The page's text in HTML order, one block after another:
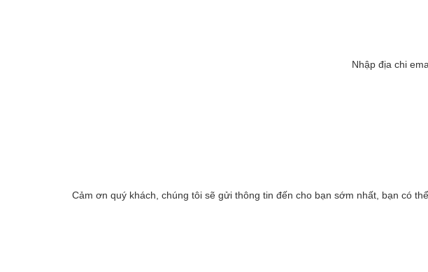
Nhập địa chi
Cảm ơn quý khách, chúng tôi sẽ gửi thông tin đến cho bạn sớm nhất, bạn có